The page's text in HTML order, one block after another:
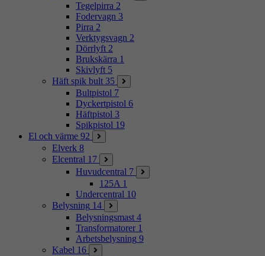
Tegelpirra 2
Fodervagn 3
Pirra 2
Verktygsvagn 2
Dörrlyft 2
Brukskärra 1
Skivlyft 5
Häft spik bult 35
Bultpistol 7
Dyckertpistol 6
Häftpistol 3
Spikpistol 19
El och värme 92
Elverk 8
Elcentral 17
Huvudcentral 7
125A 1
Undercentral 10
Belysning 14
Belysningsmast 4
Transformatorer 1
Arbetsbelysning 9
Kabel 16